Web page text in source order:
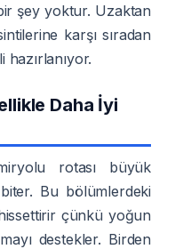
şey yoktur. Uzaktan
karşı sıradan
Daha İyi
rotası büyük
Bu bölümlerdeki
çünkü yoğun
destekler. Birden